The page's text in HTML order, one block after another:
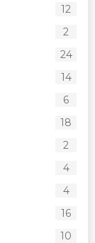
12
2
24
14
6
18
2
4
4
16
10